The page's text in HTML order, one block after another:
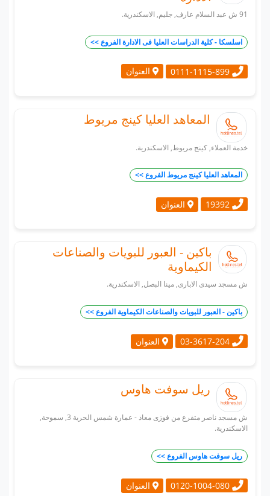
91 ش عبد السلام عارف, جليم, الاسكندرية.
اسلسكا - كلية الدراسات العليا فى الادارة الفروع >>
0111-1115-899 العنوان
المعاهد العليا كينج مريوط
خدمة العملاء, كينج مريوط, الاسكندرية.
المعاهد العليا كينج مريوط الفروع >>
19392 العنوان
باكين - العبور للبويات والصناعات
الكيماوية
ش مسجد سيدى الابارى, مينا البصل, الاسكندرية.
باكين - العبور للبويات والصناعات الكيماوية الفروع >>
03-3617-204 العنوان
ريل سوفت هاوس
ش مسجد ناصر متفرع من فوزى معاذ - عمارة شمس الحرية 3, سموحة,
الاسكندرية.
ريل سوفت هاوس الفروع >>
0120-1004-080 العنوان